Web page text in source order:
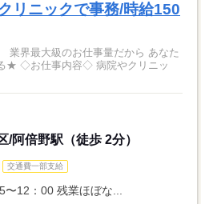
リニックで事務/時給150
業界最大級のお仕事量だから あなた
ニッ
/阿倍野駅（徒歩 2分）
交通費一部支給
12：00 残業ほぼな...